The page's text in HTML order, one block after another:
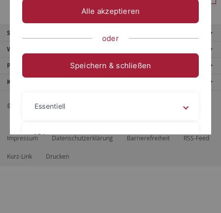
Service
Weitere Angebote
Portale
Kontaktinfo
© 2026 Eberhard Karls Universität Tübingen, Tübingen
Impressum Datenschutzerklärung Barrierefreiheit RSS-Feed
Kurz-Link Drucken
Alle akzeptieren
oder
Speichern & schließen
Essentiell
Videos